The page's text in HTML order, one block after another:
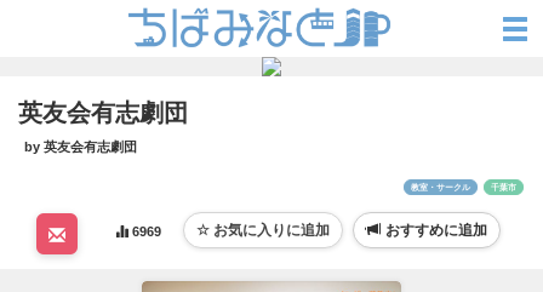
英友会有志劇団
by 英友会有志劇団
教室・サークル 千葉市
6969 おすすめに追加